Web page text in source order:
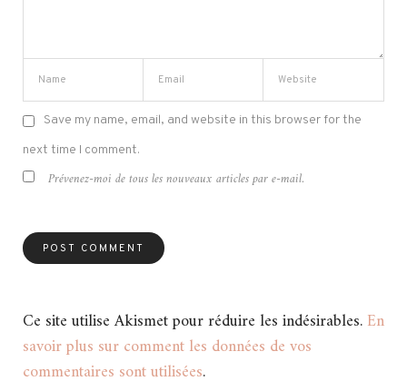
Save my name, email, and website in this browser for the
next time I comment.
Prévenez-moi de tous les nouveaux articles par e-mail.
Ce site utilise Akismet pour réduire les indésirables.En
savoir plus sur comment les données de vos
commentaires sont utilisées.